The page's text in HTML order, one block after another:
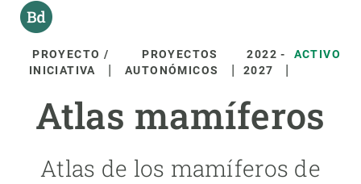
de
navegación
PROYECTO /
INICIATIVA
PROYECTOS
AUTONÓMICOS
2022 -
2027
ACTIVO
Atlas mamíferos
Atlas de los mamíferos de
responsive
Responsive
menu
INVESTIGACIÓN
CIENCIA EN ACCIÓN